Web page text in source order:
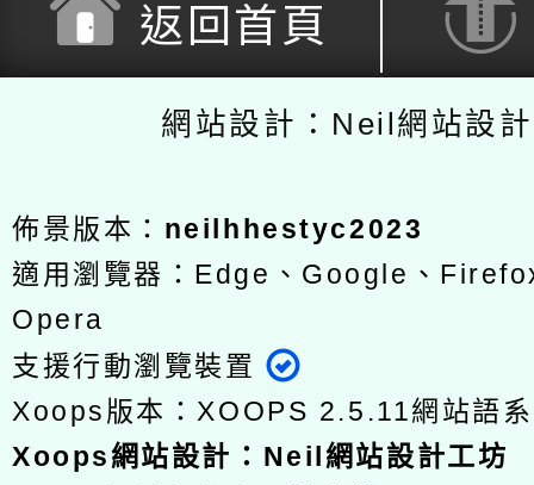
返回首頁
網站設計：Neil網站設
佈景版本： neilhhestyc2023
適用瀏覽器：Edge、Google、
Opera
支援行動瀏覽裝置
Xoops版本： XOOPS 2.5.11網站語
Xoops網站設計 ： Neil網站設計工坊